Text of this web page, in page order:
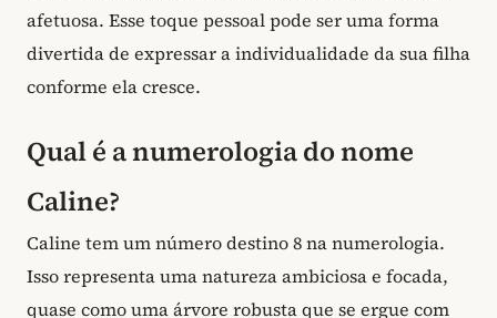
afetuosa. Esse toque pessoal pode ser uma forma
divertida de expressar a individualidade da sua filha
conforme ela cresce.
Qual é a numerologia do nome
Caline?
Caline tem um número destino 8 na numerologia.
Isso representa uma natureza ambiciosa e focada,
quase como uma árvore robusta que se ergue com